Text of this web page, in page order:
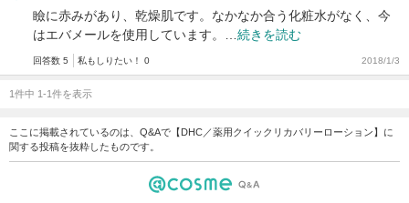
瞼に赤みがあり、乾燥肌です。なかなか合う化粧水がなく、今
はエバメールを使用しています。… 続きを読む
回答数 5 私もしりたい！ 0 2018/1/3
1件中 1-1件を表示
ここに掲載されているのは、Q&Aで【DHC／薬用クイックリカバリーローション】に
関する投稿を抜粋したものです。